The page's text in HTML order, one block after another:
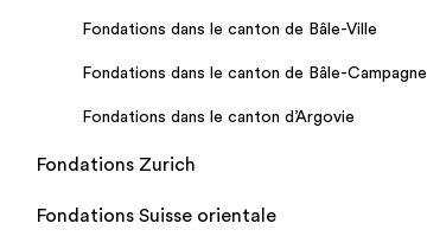
Fondations dans le canton de Bâle-Ville
Fondations dans le canton de Bâle-Campagne
Fondations dans le canton d’Argovie
Fondations Zurich
Fondations Suisse orientale